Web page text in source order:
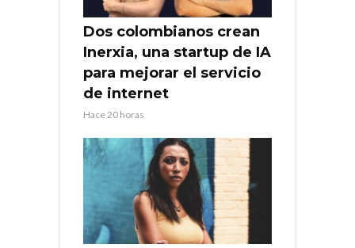
Dos colombianos crean
Inerxia, una startup de IA
para mejorar el servicio
de internet
Hace 20 horas